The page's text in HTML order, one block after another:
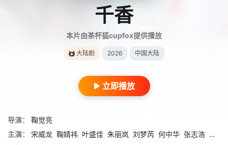
千香
本片由茶杯狐cupfox提供播放
大陆剧 2026 中国大陆
立即播放
导演：
鞠觉亮
主演：
宋威龙 鞠婧祎 叶盛佳 朱丽岚 刘梦芮 何中华 张志浩 林艾